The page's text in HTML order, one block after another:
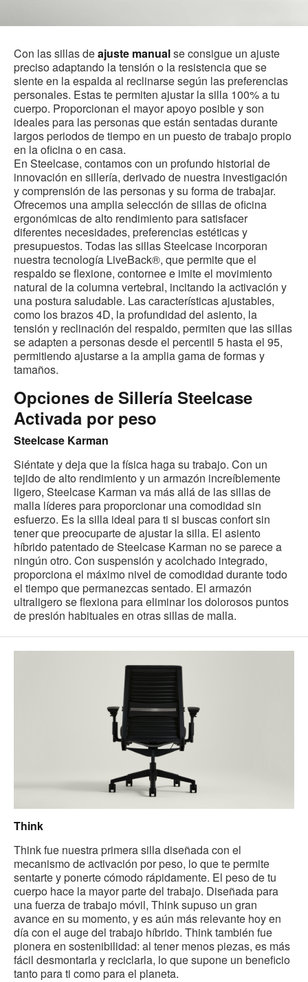
Con las sillas deajuste manualse consigue un ajuste
preciso adaptando la tensión o la resistencia que se
siente en la espalda al reclinarse según las preferencias
personales. Estas te permiten ajustar la silla 100% a tu
cuerpo. Proporcionan el mayor apoyo posible y son
ideales para las personas que están sentadas durante
largos periodos de tiempo en un puesto de trabajo propio
en la oficina o en casa.
En Steelcase, contamos con un profundo historial de
innovación en sillería, derivado de nuestra investigación
y comprensión de las personas y su forma de trabajar.
Ofrecemos una amplia selección de sillas de oficina
ergonómicas de alto rendimiento para satisfacer
diferentes necesidades, preferencias estéticas y
presupuestos. Todas las sillas Steelcase incorporan
nuestra tecnología LiveBack®, que permite que el
respaldo se flexione, contornee e imite el movimiento
natural de la columna vertebral, incitando la activación y
una postura saludable. Las características ajustables,
como los brazos 4D, la profundidad del asiento, la
tensión y reclinación del respaldo, permiten que las sillas
se adapten a personas desde el percentil 5 hasta el 95,
permitiendo ajustarse a la amplia gama de formas y
tamaños.
Opciones de Sillería Steelcase
Activada por peso
Steelcase Karman
Siéntate y deja que la física haga su trabajo. Con un
tejido de alto rendimiento y un armazón increíblemente
ligero, Steelcase Karman va más allá de las sillas de
malla líderes para proporcionar una comodidad sin
esfuerzo. Es la silla ideal para ti si buscas confort sin
tener que preocuparte de ajustar la silla. El asiento
híbrido patentado de Steelcase Karman no se parece a
ningún otro. Con suspensión y acolchado integrado,
proporciona el máximo nivel de comodidad durante todo
el tiempo que permanezcas sentado. El armazón
ultraligero se flexiona para eliminar los dolorosos puntos
de presión habituales en otras sillas de malla.
Think
Think fue nuestra primera silla diseñada con el
mecanismo de activación por peso, lo que te permite
sentarte y ponerte cómodo rápidamente. El peso de tu
cuerpo hace la mayor parte del trabajo. Diseñada para
una fuerza de trabajo móvil, Think supuso un gran
avance en su momento, y es aún más relevante hoy en
día con el auge del trabajo híbrido. Think también fue
pionera en sostenibilidad: al tener menos piezas, es más
fácil desmontarla y reciclarla, lo que supone un beneficio
tanto para ti como para el planeta.